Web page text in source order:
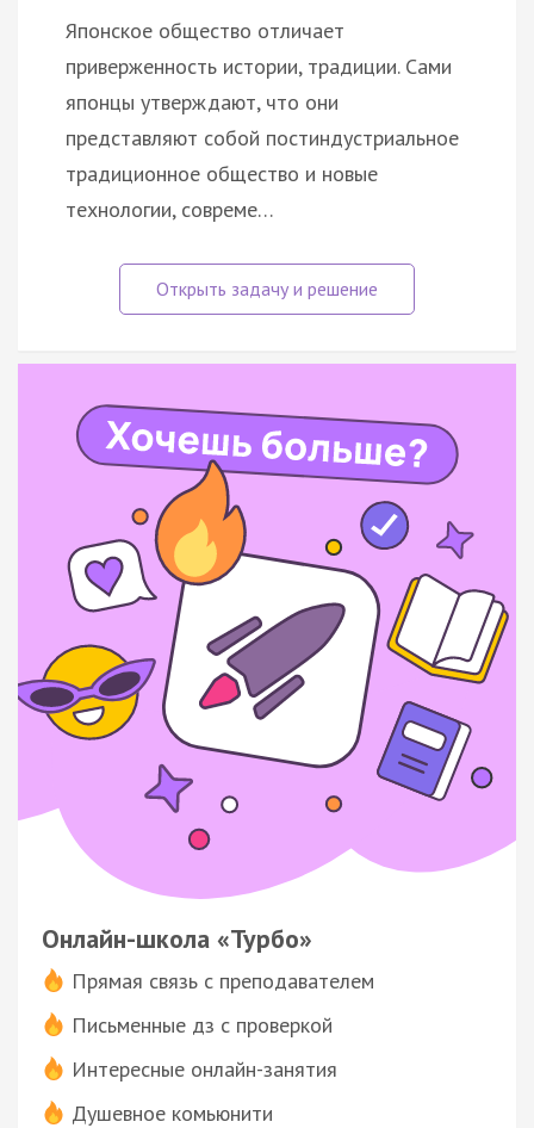
Японское общество отличает
приверженность истории, традиции. Сами
японцы утверждают, что они
представляют собой постиндустриальное
традиционное общество и новые
технологии, совреме…
Онлайн-школа «Турбо»
Прямая связь с преподавателем
Письменные дз с проверкой
Интересные онлайн-занятия
Душевное комьюнити